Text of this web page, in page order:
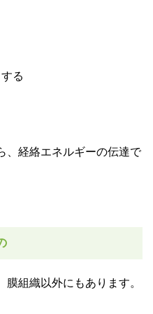
る
、経絡エネルギーの伝達で
組織以外にもあります。